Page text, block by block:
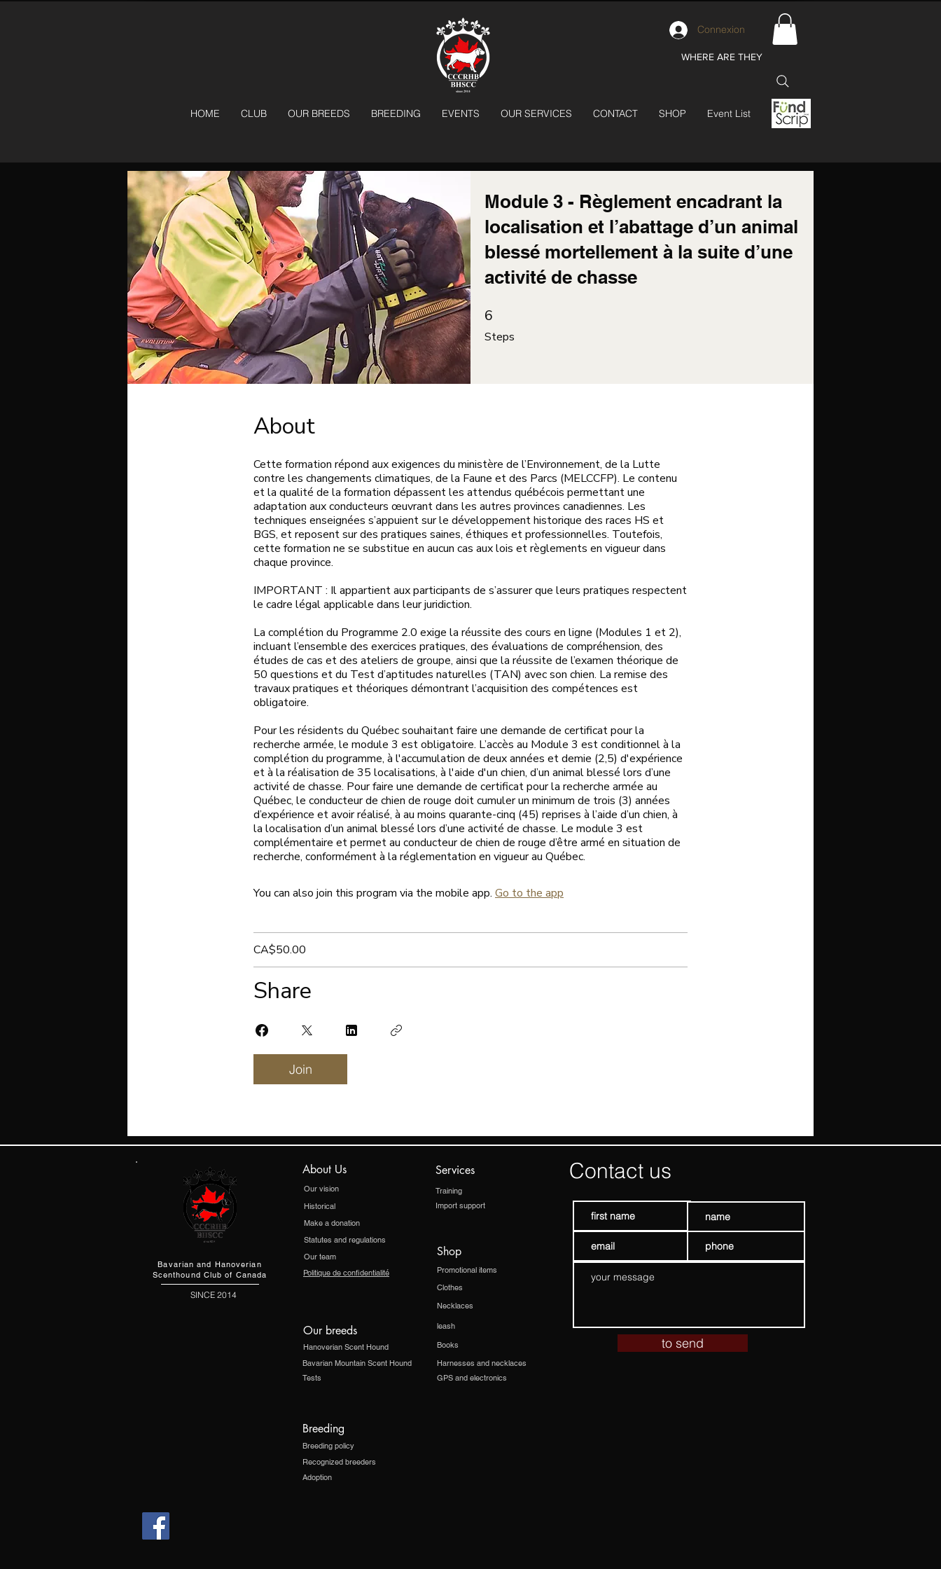
HOME CLUB OUR BREEDS BREEDING EVENTS OUR SERVICES CONTACT SHOP Event List
WHERE ARE THEY
Connexion
Module 3 - Règlement encadrant la
localisation et l’abattage d’un animal
blessé mortellement à la suite d’une
activité de chasse
6
Steps
6 Steps
About
Cette formation répond aux exigences du ministère de l’Environnement, de la Lutte
contre les changements climatiques, de la Faune et des Parcs (MELCCFP). Le contenu
et la qualité de la formation dépassent les attendus québécois permettant une
adaptation aux conducteurs œuvrant dans les autres provinces canadiennes. Les
techniques enseignées s’appuient sur le développement historique des races HS et
BGS, et reposent sur des pratiques saines, éthiques et professionnelles. Toutefois,
cette formation ne se substitue en aucun cas aux lois et règlements en vigueur dans
chaque province.
IMPORTANT : Il appartient aux participants de s’assurer que leurs pratiques respectent
le cadre légal applicable dans leur juridiction.
La complétion du Programme 2.0 exige la réussite des cours en ligne (Modules 1 et 2),
incluant l’ensemble des exercices pratiques, des évaluations de compréhension, des
études de cas et des ateliers de groupe, ainsi que la réussite de l’examen théorique de
50 questions et du Test d’aptitudes naturelles (TAN) avec son chien. La remise des
travaux pratiques et théoriques démontrant l’acquisition des compétences est
obligatoire.
Pour les résidents du Québec souhaitant faire une demande de certificat pour la
recherche armée, le module 3 est obligatoire. L’accès au Module 3 est conditionnel à la
complétion du programme, à l'accumulation de deux années et demie (2,5) d'expérience
et à la réalisation de 35 localisations, à l'aide d'un chien, d’un animal blessé lors d’une
activité de chasse. Pour faire une demande de certificat pour la recherche armée au
Québec, le conducteur de chien de rouge doit cumuler un minimum de trois (3) années
d’expérience et avoir réalisé, à au moins quarante-cinq (45) reprises à l’aide d’un chien, à
la localisation d’un animal blessé lors d’une activité de chasse. Le module 3 est
complémentaire et permet au conducteur de chien de rouge d’être armé en situation de
recherche, conformément à la réglementation en vigueur au Québec.
You can also join this program via the mobile app. Go to the app
CA$50.00
Share
Join
Bavarian and Hanoverian
Scenthound Club of Canada
SINCE 2014
About Us
Our vision
Historical
Make a donation
Statutes and regulations
Our team
Politique de confidentialité
Our breeds
Hanoverian Scent Hound
Bavarian Mountain Scent Hound
Tests
Services
Training
Import support
Shop
Promotional items
Clothes
Contact us
to send
Necklaces
leash
Books
Harnesses and necklaces
GPS and electronics
Breeding
Breeding policy
Recognized breeders
Adoption